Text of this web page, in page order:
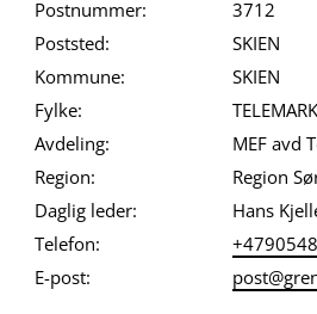
Postnummer:
3712
Poststed:
SKIEN
Kommune:
SKIEN
Fylke:
TELEMARK
Avdeling:
MEF avd
Region:
Region
Daglig leder:
Hans
Telefon:
E-post: